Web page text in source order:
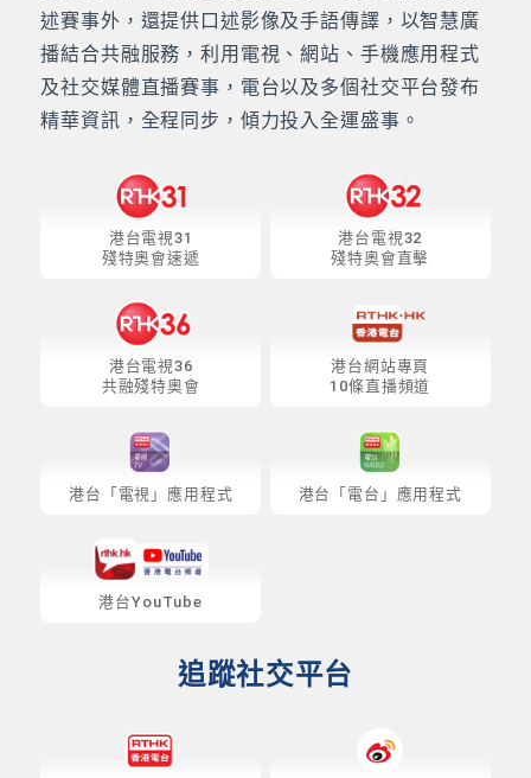
述賽事外，還提供口述影像及手語傳譯，以智慧廣
播結合共融服務，利用電視、網站、手機應用程式
及社交媒體直播賽事，電台以及多個社交平台發布
精華資訊，全程同步，傾力投入全運盛事。
港台電視31
殘特奧會速遞
港台電視32
殘特奧會直擊
港台電視36
共融殘特奧會
港台網站專頁
10條直播頻道
港台「電視」應用程式 港台「電台」應用程式
港台YouTube
追蹤社交平台